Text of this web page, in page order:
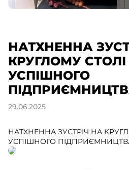
НАТХНЕННА
КРУГЛОМУ
УСПІШНОГО
29.06.2025
НАТХНЕННА ЗУСТРІЧ НА
УСПІШНОГО